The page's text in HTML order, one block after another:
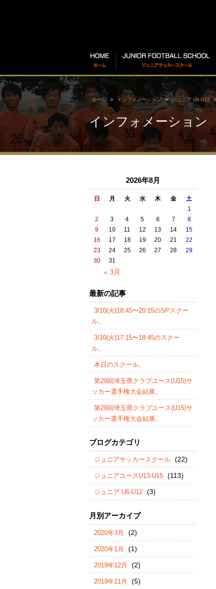
ホーム インフォメーション ジュニア U6-U12
インフォメーション
2026年8月
日 月 火 水 木 金 土
« 3月
1
2
3 4 5 6 7
8
9
10 11 12 13 14
15
16
17 18 19 20 21
22
23
24 25 26 27 28
29
30
31
最新の記事
3/10(火)18:45〜20:15のSPスクー
ル。
3/10(火)17:15〜18:45のスクー
ル。
本日のスクール。
第29回埼玉県クラブユース(U15)サ
ッカー選手権大会結果。
第29回埼玉県クラブユース(U15)サ
ッカー選手権大会結果。
ブログカテゴリ
ジュニアサッカースクール (22)
ジュニアユースU13-U15 (113)
ジュニア U6-U12 (3)
月別アーカイブ
2020年3月 (2)
2020年1月 (1)
2019年12月 (2)
2019年11月 (5)